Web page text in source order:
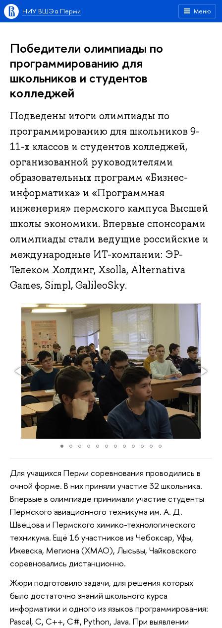
Меню
НИУ ВШЭ в Перми
Победители олимпиады по
программированию для
школьников и студентов
колледжей
Подведены итоги олимпиады по
программированию для школьников 9-
11-х классов и студентов колледжей,
организованной руководителями
образовательных программ «Бизнес-
информатика» и «Программная
инженерия» пермского кампуса Высшей
школы экономики. Впервые спонсорами
олимпиады стали ведущие российские и
международные ИТ-компании: ЭР-
Телеком Холдинг, Xsolla, Alternativa
Games, Simpl, GalileoSky.
Для учащихся Перми соревнования проводились в
очной форме. В них приняли участие 32 школьника.
Впервые в олимпиаде принимали участие студенты
Пермского авиационного техникума им. А. Д.
Швецова и Пермского химико-технологического
техникума. Ещё 16 участников из Чебоксар, Уфы,
Ижевска, Мегиона (ХМАО), Лысьвы, Чайковского
соревновались дистанционно.
Жюри подготовило задачи, для решения которых
было достаточно знаний школьного курса
информатики и одного из языков программирования:
Pascal, C, C++, C#, Python, Java. При выявлении